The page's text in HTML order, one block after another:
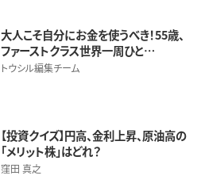
大人こそ自分にお金を使うべき！55歳、
ファーストクラス世界一周ひと…
トウシル編集チーム
【投資クイズ】円高、金利上昇、原油高の
「メリット株」はどれ？
窪田 真之